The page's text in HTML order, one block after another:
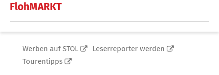
FlohMARKT
Werben auf STOL
Leserreporter werden
Tourentipps